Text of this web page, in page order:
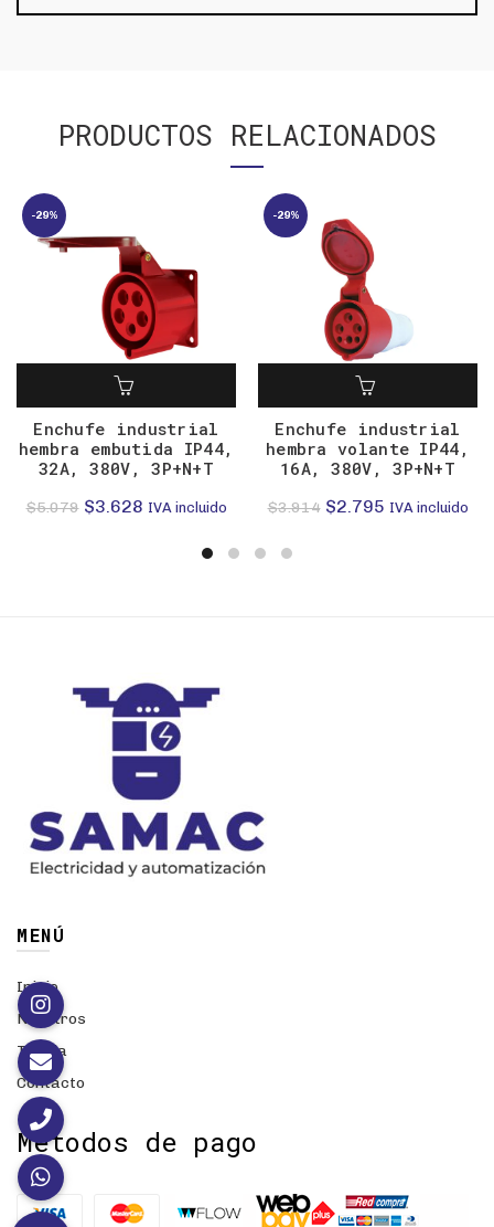
PRODUCTOS RELACIONADOS
-29%
Enchufe industrial
hembra embutida IP44,
32A, 380V, 3P+N+T
$5.079 El
$3.628ElIVA incluido
-29%
Enchufe industrial
hembra volante IP44,
16A, 380V, 3P+N+T
$3.914 El
$2.795ElIVA incluido
MENÚ
Inicio
Nosotros
Tienda
Contacto
Métodos de pago